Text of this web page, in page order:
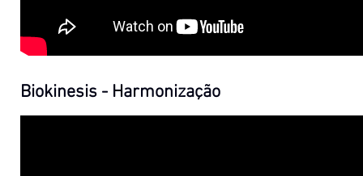
Biokinesis - Harmonização